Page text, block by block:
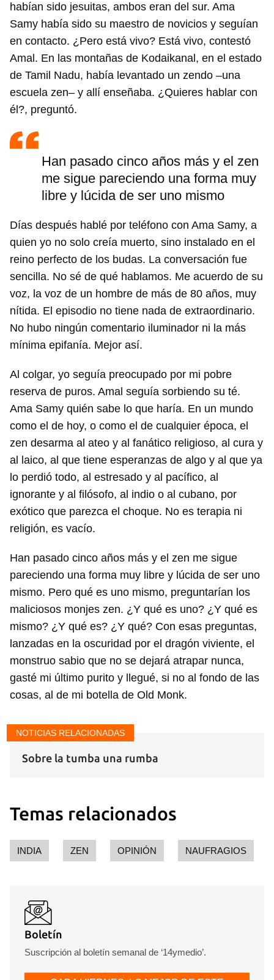
Guardar como favorito
Para poder guardar como favorito, primero has de
iniciar sesión con tu cuenta de 14ymedio.
habían sido jesuitas, ambos eran del sur. Ama
Samy había sido su maestro de novicios y seguían
en contacto. ¿Pero está vivo? Está vivo, contestó
Amal. En las montañas de Kodaikanal, en el estado
de Tamil Nadu, había levantado un zendo –una
escuela zen– y allí enseñaba. ¿Quieres hablar con
él?, preguntó.
Han pasado cinco años más y el zen
me sigue pareciendo una forma muy
libre y lúcida de ser uno mismo
Días después hablé por teléfono con Ama Samy, a
quien yo no solo creía muerto, sino instalado en el
reino perfecto de los budas. La conversación fue
sencilla. No sé de qué hablamos. Me acuerdo de su
voz, la voz de un hombre de más de 80 años, muy
nítida. El episodio no tiene nada de extraordinario.
No hubo ningún comentario iluminador ni la más
mínima epifanía. Mejor así.
Al colgar, yo seguía preocupado por mi pobre
reserva de puros. Amal seguía sorbiendo su té.
Ama Samy quién sabe lo que haría. En un mundo
como el de hoy, o como el de cualquier época, el
zen desarma al ateo y al fanático religioso, al cura y
al laico, al que tiene esperanzas de algo y al que ya
lo perdió todo, al estresado y al pacífico, al
ignorante y al filósofo, al indio o al cubano, por
exótico que parezca el choque. No es terapia ni
religión, es vacío.
Han pasado cinco años más y el zen me sigue
pareciendo una forma muy libre y lúcida de ser uno
mismo. Pero qué es uno mismo, preguntarían los
maliciosos monjes zen. ¿Y qué es uno? ¿Y qué es
mismo? ¿Y qué es? ¿Y qué? Con esas preguntas,
lanzadas en la oscuridad por el dragón viviente, el
monstruo sabio que no se dejará atrapar nunca,
gasté mi último purito y llegué, si no al fondo de las
cosas, al de mi botella de Old Monk.
NOTICIAS RELACIONADAS
Sobre la tumba una rumba
Temas relacionados
INDIA ZEN OPINIÓN NAUFRAGIOS
Boletín
Suscripción al boletín semanal de ‘14ymedio’.